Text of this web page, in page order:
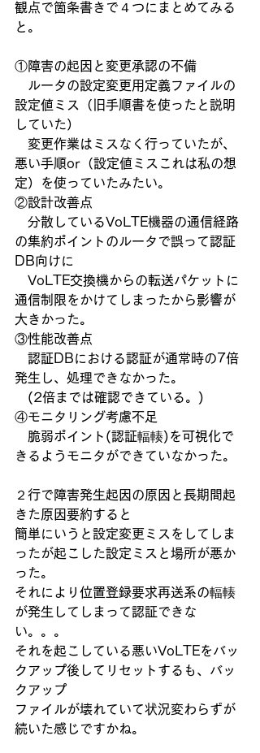
観点で箇条書きで４つにまとめてみる
と。
①障害の起因と変更承認の不備
ルータの設定変更用定義ファイルの
設定値ミス（旧手順書を使ったと説明
していた）
変更作業はミスなく行っていたが、
悪い手順or（設定値ミスこれは私の想
定）を使っていたみたい。
②設計改善点
分散しているVoLTE機器の通信経路
の集約ポイントのルータで誤って認証
DB向けに
VoLTE交換機からの転送パケットに
通信制限をかけてしまったから影響が
大きかった。
③性能改善点
認証DBにおける認証が通常時の7倍
発生し、処理できなかった。
(2倍までは確認できている。)
④モニタリング考慮不足
脆弱ポイント(認証輻輳)を可視化で
きるようモニタができていなかった。
２行で障害発生起因の原因と長期間起
きた原因要約すると
簡単にいうと設定変更ミスをしてしま
ったが起こした設定ミスと場所が悪か
った。
それにより位置登録要求再送系の輻輳
が発生してしまって認証できな
い。。。
それを起こしている悪いVoLTEをバッ
クアップ後してリセットするも、バッ
クアップ
ファイルが壊れていて状況変わらずが
続いた感じですかね。